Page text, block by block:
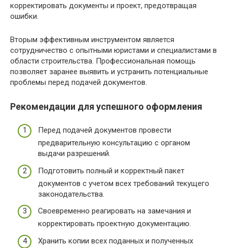
корректировать документы и проект, предотвращая
ошибки.
Вторым эффективным инструментом является
сотрудничество с опытными юристами и специалистами в
области строительства. Профессиональная помощь
позволяет заранее выявить и устранить потенциальные
проблемы перед подачей документов.
Рекомендации для успешного оформления
Перед подачей документов провести
предварительную консультацию с органом
выдачи разрешений.
Подготовить полный и корректный пакет
документов с учетом всех требований текущего
законодательства.
Своевременно реагировать на замечания и
корректировать проектную документацию.
Хранить копии всех поданных и полученных